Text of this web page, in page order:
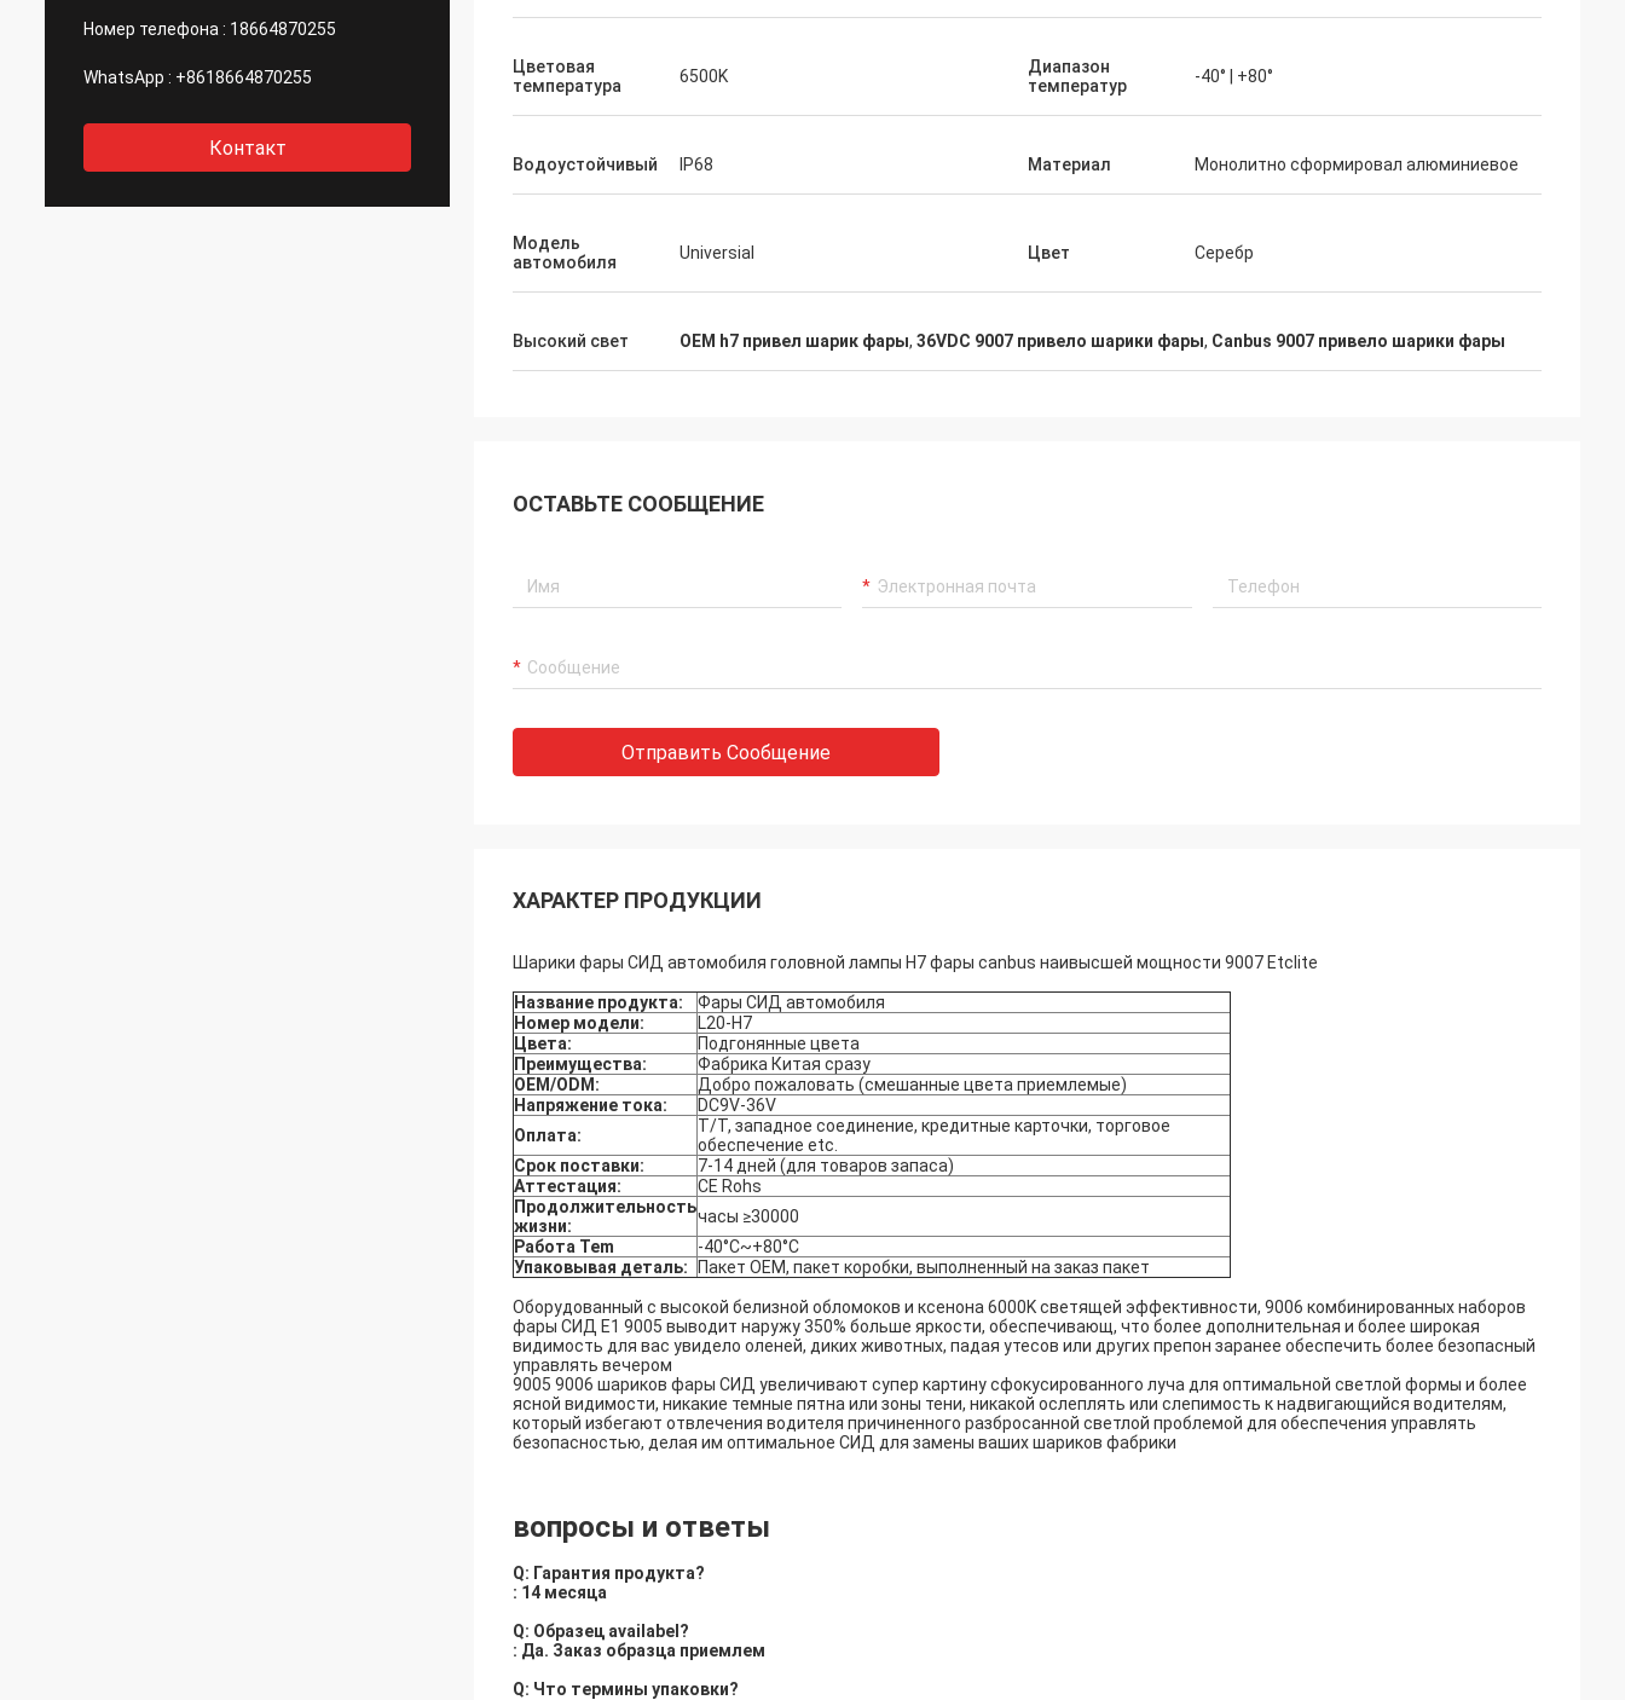
Номер телефона : 18664870255
WhatsApp : +8618664870255
Контакт
Цветовая
температура
6500K
Диапазон
температур
-40° | +80°
Водоустойчивый IP68 Материал Монолитно сформировал алюминиевое
Модель
автомобиля
Universial Цвет Серебр
Высокий свет OEM h7 привел шарик фары, 36VDC 9007 привело шарики фары, Canbus 9007 привело шарики фары
ОСТАВЬТЕ СООБЩЕНИЕ
Отправить Сообщение
ХАРАКТЕР ПРОДУКЦИИ
Шарики фары СИД автомобиля головной лампы H7 фары canbus наивысшей мощности 9007 Etclite
Название продукта:
Фары СИД автомобиля
Номер модели:
L20-H7
Цвета:
Подгонянные цвета
Преимущества:
Фабрика Китая сразу
OEM/ODM:
Добро пожаловать (смешанные цвета приемлемые)
Напряжение тока:
DC9V-36V
Оплата:
T/T, западное соединение, кредитные карточки, торговое
обеспечение etc.
Срок поставки:
7-14 дней (для товаров запаса)
Аттестация:
CE Rohs
Продолжительность
жизни:
часы ≥30000
Работа Tem
-40°C~+80°C
Упаковывая деталь:
Пакет OEM, пакет коробки, выполненный на заказ пакет
Оборудованный с высокой белизной обломоков и ксенона 6000K светящей эффективности, 9006 комбинированных наборов
фары СИД E1 9005 выводит наружу 350% больше яркости, обеспечивающ, что более дополнительная и более широкая
видимость для вас увидело оленей, диких животных, падая утесов или других препон заранее обеспечить более безопасный
управлять вечером
9005 9006 шариков фары СИД увеличивают супер картину сфокусированного луча для оптимальной светлой формы и более
ясной видимости, никакие темные пятна или зоны тени, никакой ослеплять или слепимость к надвигающийся водителям,
который избегают отвлечения водителя причиненного разбросанной светлой проблемой для обеспечения управлять
безопасностью, делая им оптимальное СИД для замены ваших шариков фабрики
вопросы и ответы
Q: Гарантия продукта?
: 14 месяца
Q: Образец availabel?
: Да. Заказ образца приемлем
Q: Что термины упаковки?